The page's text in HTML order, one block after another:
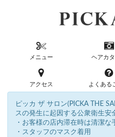
メニュー ヘアカ
アクセス よくある
ピッカ ザ サロン(PICKA THE
スの発生に起因する公衆衛生安
・お客様の店内滞在時は清潔な
・スタッフのマスク着用